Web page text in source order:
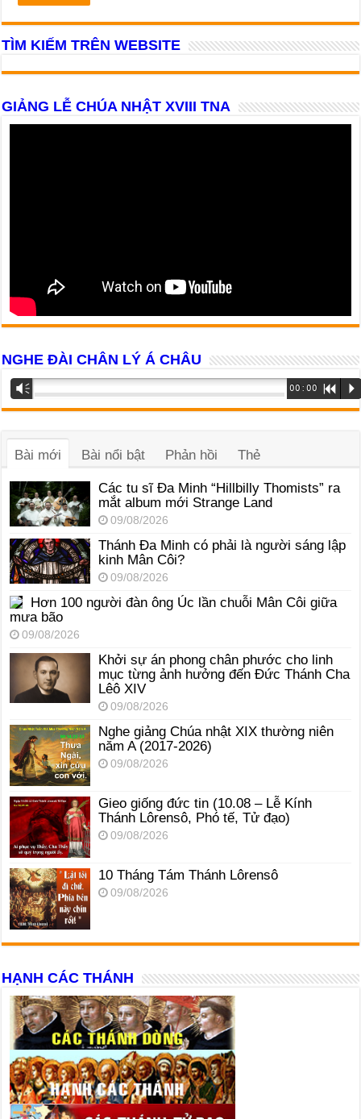
TÌM KIẾM TRÊN WEBSITE
GIẢNG LỄ CHÚA NHẬT XVIII TNA
NGHE ĐÀI CHÂN LÝ Á CHÂU
Trình
phát
âm
Vm 00:00 R P
Bài mới Bài nổi bật Phản hồi Thẻ
Các tu sĩ Đa Minh “Hillbilly Thomists” ra
mắt album mới Strange Land
09/08/2026
Thánh Đa Minh có phải là người sáng lập
kinh Mân Côi?
09/08/2026
Hơn 100 người đàn ông Úc lần chuỗi Mân Côi giữa
mưa bão
09/08/2026
Khởi sự án phong chân phước cho linh
mục từng ảnh hưởng đến Đức Thánh Cha
Lêô XIV
09/08/2026
Nghe giảng Chúa nhật XIX thường niên
năm A (2017-2026)
09/08/2026
Gieo giống đức tin (10.08 – Lễ Kính
Thánh Lôrensô, Phó tế, Tử đạo)
09/08/2026
10 Tháng Tám Thánh Lôrensô
09/08/2026
HẠNH CÁC THÁNH